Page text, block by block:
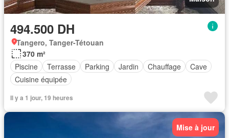
494.500 DH
Tangero, Tanger-Tétouan
370 m²
Piscine
Terrasse Parking Jardin Chauffage
Cave
Cuisine équipée
Il y a 1 jour, 19 heures
Mise à jour